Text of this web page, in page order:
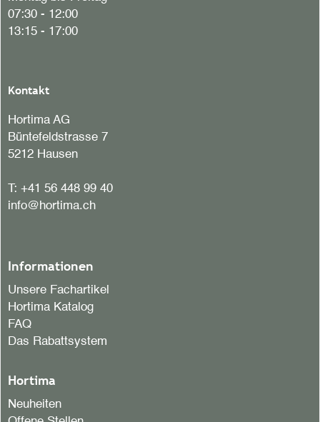
07:30 - 12:00
13:15 - 17:00
Kontakt
Hortima AG
Büntefeldstrasse 7
5212 Hausen
T: +41 56 448 99 40
info@hortima.ch
Informationen
Unsere Fachartikel
Hortima Katalog
FAQ
Das Rabattsystem
Hortima
Neuheiten